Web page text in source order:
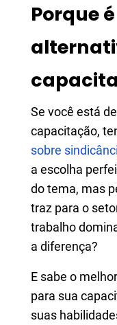
Porque
Se você está
capacitação,
sobre
a escolha
do tema, mas
traz para o
trabalho
a diferença?
E sabe o
para sua
suas